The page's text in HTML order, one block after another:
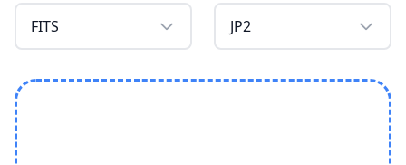
FITS JP2